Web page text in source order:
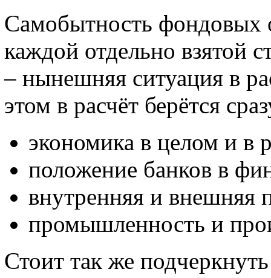
Самобытность фондовых
каждой отдельно взятой
– нынешняя ситуация в
этом в расчёт берётся
экономика в целом и в
положение банков в
внутренняя и внешняя
промышленность и
Стоит так же